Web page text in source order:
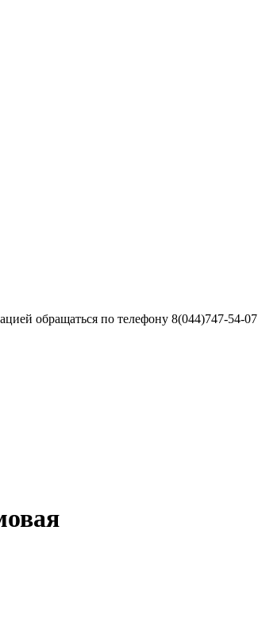
обращаться по телефону 8(044)747-54-07